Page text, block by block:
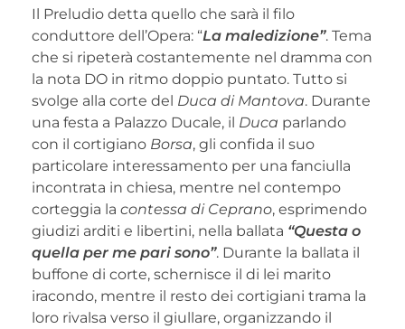
Il Preludio detta quello che sarà il filo
conduttore dell’Opera: “La maledizione”. Tema
che si ripeterà costantemente nel dramma con
la nota DO in ritmo doppio puntato. Tutto si
svolge alla corte del Duca di Mantova. Durante
una festa a Palazzo Ducale, il Duca parlando
con il cortigiano Borsa, gli confida il suo
particolare interessamento per una fanciulla
incontrata in chiesa, mentre nel contempo
corteggia la contessa di Ceprano, esprimendo
giudizi arditi e libertini, nella ballata “Questa o
quella per me pari sono”. Durante la ballata il
buffone di corte, schernisce il di lei marito
iracondo, mentre il resto dei cortigiani trama la
loro rivalsa verso il giullare, organizzando il